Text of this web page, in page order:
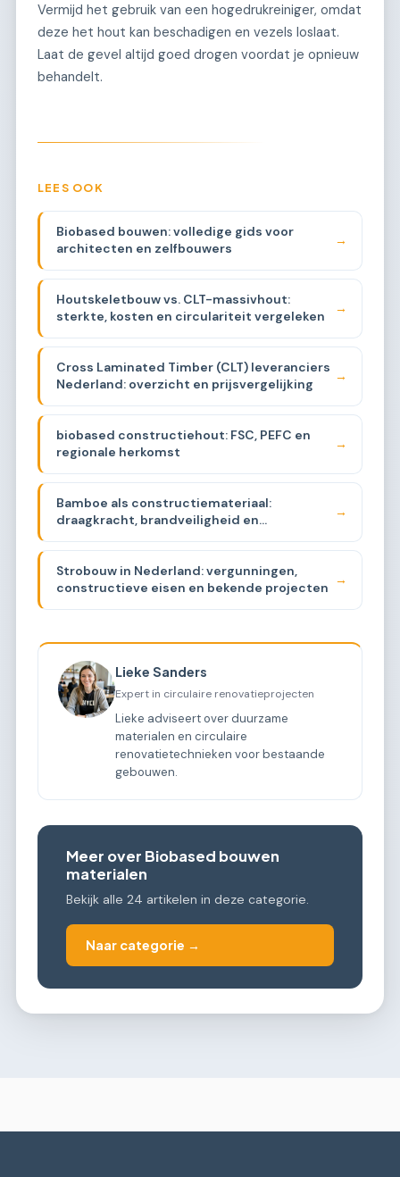
Vermijd het gebruik van een hogedrukreiniger, omdat
deze het hout kan beschadigen en vezels loslaat.
Laat de gevel altijd goed drogen voordat je opnieuw
behandelt.
LEES OOK
Biobased bouwen: volledige gids voor
architecten en zelfbouwers
→
Houtskeletbouw vs. CLT-massivhout:
sterkte, kosten en circulariteit vergeleken
→
Cross Laminated Timber (CLT) leveranciers
Nederland: overzicht en prijsvergelijking
→
biobased constructiehout: FSC, PEFC en
regionale herkomst
→
Bamboe als constructiemateriaal:
draagkracht, brandveiligheid en
→
Strobouw in Nederland: vergunningen,
constructieve eisen en bekende projecten
→
Lieke Sanders
Expert in circulaire renovatieprojecten
Lieke adviseert over duurzame
materialen en circulaire
renovatietechnieken voor bestaande
gebouwen.
Meer over Biobased bouwen
materialen
Bekijk alle 24 artikelen in deze categorie.
Naar categorie →